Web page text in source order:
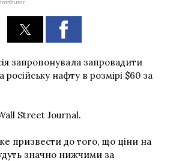
запропонувала запровадити
нафту в розмірі $60 за
Street Journal.
призвести до того, що ціни на
значно нижчими за